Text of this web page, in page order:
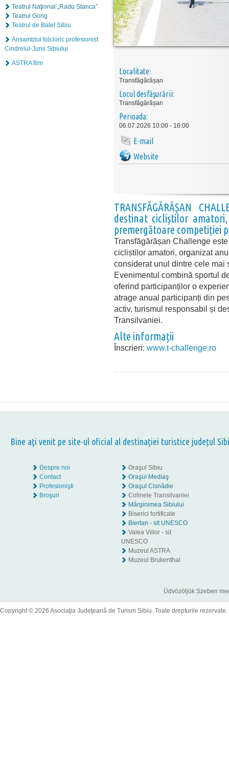
Teatrul Naţional „Radu Stanca”
Teatrul Gong
Teatrul de Balet Sibiu
Ansamblul folcloric profesionist
Cindrelul-Junii Sibiului
ASTRA film
Localitate:
Transfăgărășan
Locul desfăşurării:
Transfăgărășan
Perioada:
06.07.2026 10:00 - 16:00
E-mail
Website
TRANSFĂGĂRĂȘAN
destinat cicliștilor
premergătoare competiției
Transfăgărășan Challenge
cicliștilor amatori, organizat
considerat unul dintre cele mai
Evenimentul combină sportul
oferind participanților o
atrage anual participanți din
activ, turismul responsabil și
Transilvaniei.
Alte informații
Înscrieri: www.t-challenge.ro
Bine aţi venit pe site-ul oficial al destinației turistice județul
Despre noi
Contact
Profesionişti
Broşuri
Oraşul Sibiu
Oraşul Mediaş
Oraşul Cisnădie
Colinele Transilvaniei
Mărginimea Sibiului
Biserici fortificate
Biertan - sit UNESCO
Valea Viilor - sit
UNESCO
Muzeul ASTRA
Muzeul Brukenthal
Üdvözöljük Szeben
Copyright © 2026 Asociaţia Judeţeană de Turism Sibiu. Toate drepturile rezervate.